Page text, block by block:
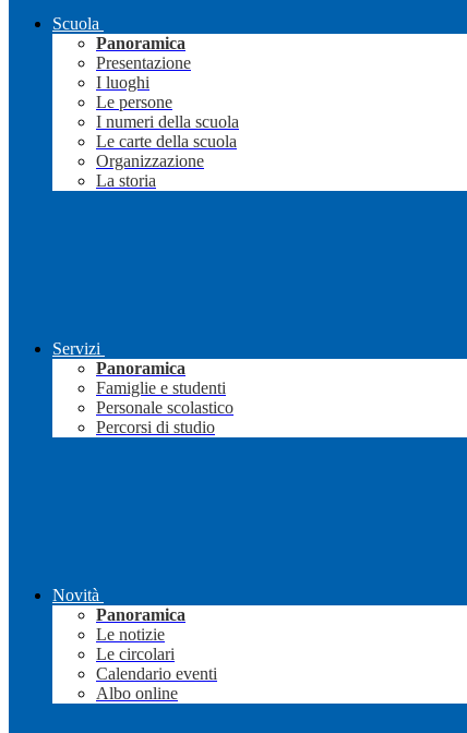
Scuola
Panoramica
Presentazione
I luoghi
Le persone
I numeri della scuola
Le carte della scuola
Organizzazione
La storia
Servizi
Panoramica
Famiglie e studenti
Personale scolastico
Percorsi di studio
Novità
Panoramica
Le notizie
Le circolari
Calendario eventi
Albo online